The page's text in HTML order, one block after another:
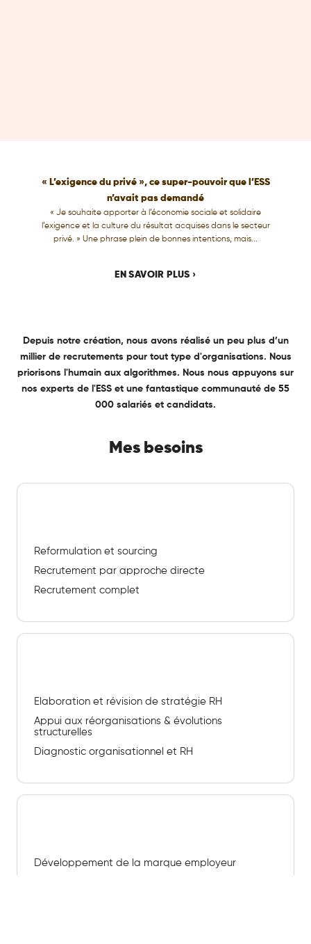
« L’exigence du privé », ce super-pouvoir que l’ESS
n’avait pas demandé
« Je souhaite apporter à l’économie sociale et solidaire
l’exigence et la culture du résultat acquises dans le secteur
privé. » Une phrase plein de bonnes intentions, mais...
EN SAVOIR PLUS ›
Depuis notre création, nous avons réalisé un peu plus d’un
millier de recrutements pour tout type d'organisations. Nous
priorisons l'humain aux algorithmes. Nous nous appuyons sur
nos experts de l'ESS et une fantastique communauté de 55
000 salariés et candidats.
Mes besoins
Reformulation et sourcing
Recrutement par approche directe
Recrutement complet
Elaboration et révision de stratégie RH
Appui aux réorganisations & évolutions
structurelles
Diagnostic organisationnel et RH
Développement de la marque employeur